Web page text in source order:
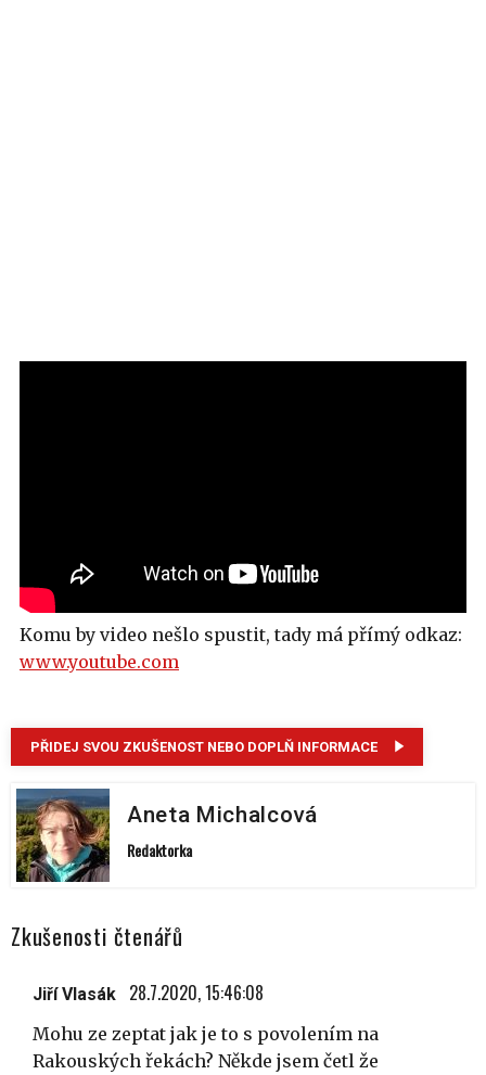
Komu by video nešlo spustit, tady má přímý odkaz:
www.youtube.com
PŘIDEJ SVOU ZKUŠENOST NEBO DOPLŇ INFORMACE
Aneta Michalcová
Redaktorka
Zkušenosti čtenářů
Jiří Vlasák 28.7.2020, 15:46:08
Mohu ze zeptat jak je to s povolením na
Rakouských řekách? Někde jsem četl že